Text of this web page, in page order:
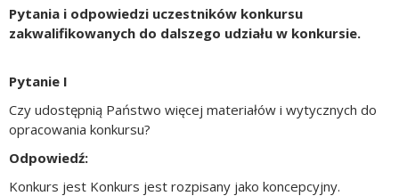
Pytania i odpowiedzi uczestników konkursu
zakwalifikowanych do dalszego udziału w konkursie.
Pytanie I
Czy udostępnią Państwo więcej materiałów i wytycznych do
opracowania konkursu?
Odpowiedź:
Konkurs jest Konkurs jest rozpisany jako koncepcyjny.